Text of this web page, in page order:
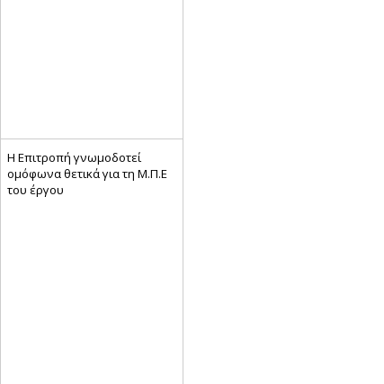
Η Επιτροπή γνωμοδοτεί
ομόφωνα θετικά για τη Μ.Π.Ε
του έργου